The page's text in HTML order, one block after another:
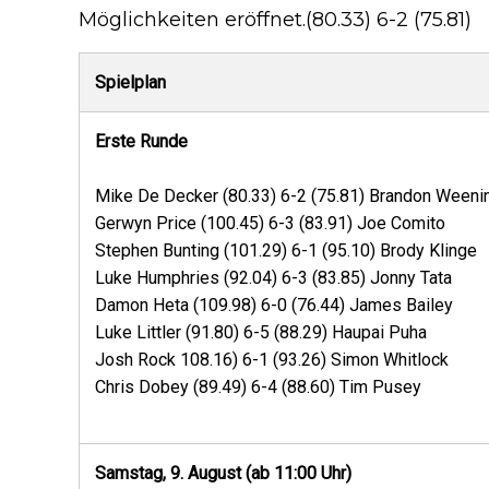
Möglichkeiten eröffnet.(80.33) 6-2 (75.81)
Spielplan
Erste Runde
Mike De Decker (80.33) 6-2 (75.81) Brandon
Gerwyn Price (100.45) 6-3 (83.91) Joe Comito
Stephen Bunting (101.29) 6-1 (95.10) Brody Klinge
Luke Humphries (92.04) 6-3 (83.85) Jonny Tata
Damon Heta (109.98) 6-0 (76.44) James Bailey
Luke Littler (91.80) 6-5 (88.29) Haupai Puha
Josh Rock 108.16) 6-1 (93.26) Simon Whitlock
Chris Dobey (89.49) 6-4 (88.60) Tim Pusey
Samstag, 9. August (ab 11:00 Uhr)